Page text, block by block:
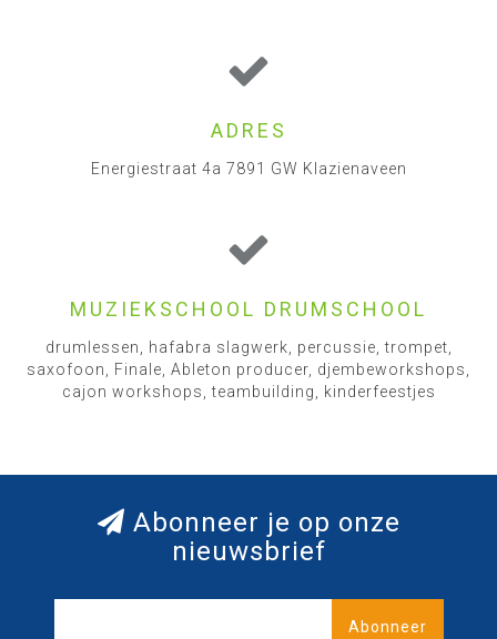
ADRES
Energiestraat 4a 7891 GW Klazienaveen
MUZIEKSCHOOL DRUMSCHOOL
drumlessen, hafabra slagwerk, percussie, trompet,
saxofoon, Finale, Ableton producer, djembeworkshops,
cajon workshops, teambuilding, kinderfeestjes
Abonneer je op onze
nieuwsbrief
Abonneer